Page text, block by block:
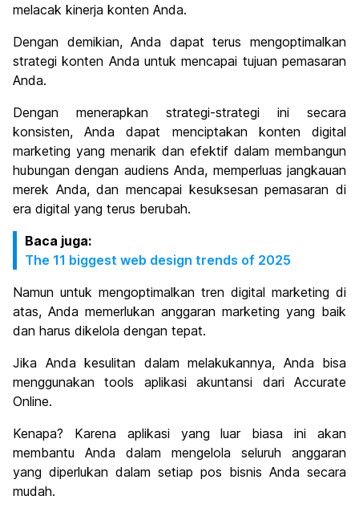
melacak kinerja konten Anda.
Dengan demikian, Anda dapat terus mengoptimalkan
strategi konten Anda untuk mencapai tujuan pemasaran
Anda.
Dengan menerapkan strategi-strategi ini secara
konsisten, Anda dapat menciptakan konten digital
marketing yang menarik dan efektif dalam membangun
hubungan dengan audiens Anda, memperluas jangkauan
merek Anda, dan mencapai kesuksesan pemasaran di
era digital yang terus berubah.
Baca juga:
The 11 biggest web design trends of 2025
Namun untuk mengoptimalkan tren digital marketing di
atas, Anda memerlukan anggaran marketing yang baik
dan harus dikelola dengan tepat.
Jika Anda kesulitan dalam melakukannya, Anda bisa
menggunakan tools aplikasi akuntansi dari Accurate
Online.
Kenapa? Karena aplikasi yang luar biasa ini akan
membantu Anda dalam mengelola seluruh anggaran
yang diperlukan dalam setiap pos bisnis Anda secara
mudah.